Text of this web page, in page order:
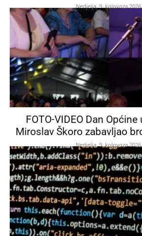
Nedjelja, 9. kolovoza 2026.
FOTO-VIDEO Dan
Miroslav Škoro zabavljao
Nedjelja, 9. kolovoza 2026.